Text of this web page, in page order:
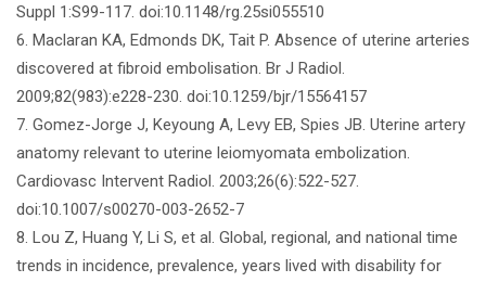
Suppl 1:S99-117. doi:10.1148/rg.25si055510
6. Maclaran KA, Edmonds DK, Tait P. Absence of uterine arteries
discovered at fibroid embolisation. Br J Radiol.
2009;82(983):e228-230. doi:10.1259/bjr/15564157
7. Gomez-Jorge J, Keyoung A, Levy EB, Spies JB. Uterine artery
anatomy relevant to uterine leiomyomata embolization.
Cardiovasc Intervent Radiol. 2003;26(6):522-527.
doi:10.1007/s00270-003-2652-7
8. Lou Z, Huang Y, Li S, et al. Global, regional, and national time
trends in incidence, prevalence, years lived with disability for